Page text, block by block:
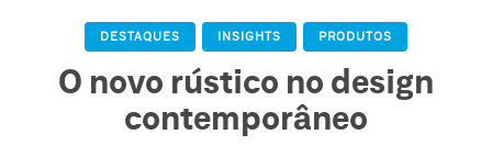
DESTAQUES INSIGHTS PRODUTOS
O novo rústico no design
contemporâneo